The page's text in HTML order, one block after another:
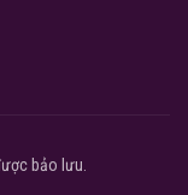
bảo lưu.